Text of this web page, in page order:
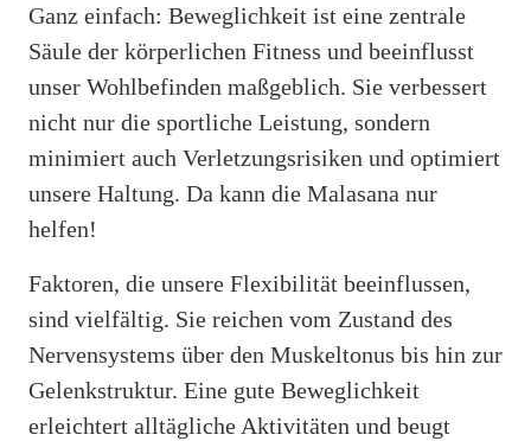
Ganz einfach: Beweglichkeit ist eine zentrale
Säule der körperlichen Fitness und beeinflusst
unser Wohlbefinden maßgeblich. Sie verbessert
nicht nur die sportliche Leistung, sondern
minimiert auch Verletzungsrisiken und optimiert
unsere Haltung. Da kann die Malasana nur
helfen!
Faktoren, die unsere Flexibilität beeinflussen,
sind vielfältig. Sie reichen vom Zustand des
Nervensystems über den Muskeltonus bis hin zur
Gelenkstruktur. Eine gute Beweglichkeit
erleichtert alltägliche Aktivitäten und beugt